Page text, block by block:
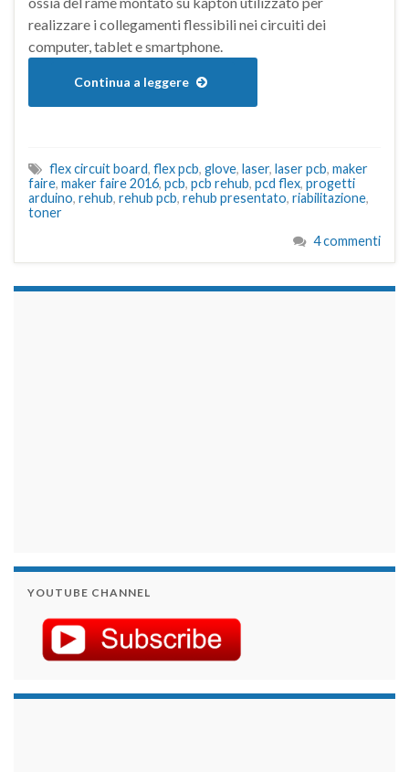
realizzare i collegamenti flessibili nei circuiti dei
computer, tablet e smartphone.
Continua a leggere
flex circuit board, flex pcb, glove, laser, laser pcb, maker
faire, maker faire 2016, pcb, pcb rehub, pcd flex, progetti
arduino, rehub, rehub pcb, rehub presentato, riabilitazione,
toner
4 commenti
YOUTUBE CHANNEL